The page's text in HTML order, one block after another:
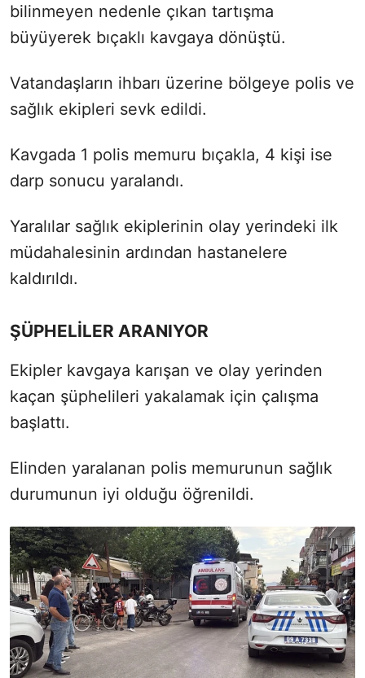
bilinmeyen nedenle çıkan tartışma
büyüyerek bıçaklı kavgaya dönüştü.
Vatandaşların ihbarı üzerine bölgeye polis ve
sağlık ekipleri sevk edildi.
Kavgada 1 polis memuru bıçakla, 4 kişi ise
darp sonucu yaralandı.
Yaralılar sağlık ekiplerinin olay yerindeki ilk
müdahalesinin ardından hastanelere
kaldırıldı.
ŞÜPHELİLER ARANIYOR
Ekipler kavgaya karışan ve olay yerinden
kaçan şüphelileri yakalamak için çalışma
başlattı.
Elinden yaralanan polis memurunun sağlık
durumunun iyi olduğu öğrenildi.